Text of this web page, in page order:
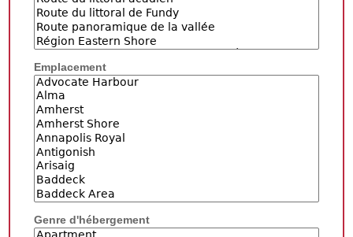
Emplacement
Genre d'hébergement